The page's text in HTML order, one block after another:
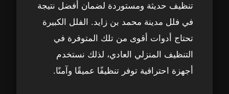
تنظيف حديثة ومستوردة لضمان أفضل نتيجة
في فلل مدينة محمد بن زايد. الفلل الكبيرة
تحتاج أدوات أقوى من تلك المتوفرة في
التنظيف المنزلي العادي، لذلك نستخدم
أجهزة احترافية توفر تنظيفًا عميقًا وآمنًا.